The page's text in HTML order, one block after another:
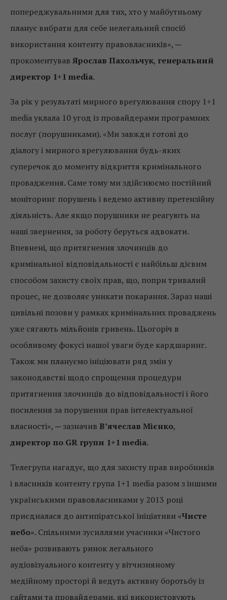
попереджувальними для тих, хто у майбутньому
планує вибрати для себе нелегальний спосіб
використання контенту правовласників», ─
прокоментував Ярослав Пахольчук, генеральний
директор 1+1 media.
За рік у результаті мирного врегулювання спору 1+1
media уклала 10 угод із провайдерами програмних
послуг (порушниками). «Ми завжди готові до
діалогу і мирного врегулювання будь-яких
суперечок до моменту відкриття кримінального
провадження. Саме тому ми здійснюємо постійний
моніторинг порушень і ведемо активну претензійну
діяльність. Але якщо порушники не реагують на
наші звернення, за роботу беруться адвокати.
Впевнені, що притягнення злочинців до
кримінальної відповідальності є найбільш дієвим
способом захисту своїх прав, що, попри тривалий
процес, не дозволяє уникати покарання. Зараз наші
цивільні позови у рамках кримінальних проваджень
уже сягають мільйонів гривень. Цьогоріч в
особливому фокусі нашої уваги буде кардшаринг.
Також ми плануємо ініціювати ряд змін у
законодавстві щодо спрощення процедури
притягнення злочинців до відповідальності і його
посилення за порушення прав інтелектуальної
власності», ─ зазначив В’ячеслав Мієнко,
директор по GR групи 1+1 media.
Телегрупа нагадує, що для захисту прав виробників
і власників контенту група 1+1 media разом з іншими
українськими правовласниками у 2013 році
приєдналася до антипіратської ініціативи «Чисте
небо». Спільними зусиллями учасники «Чистого
неба» розвивають ринок легального
аудіовізуального контенту у вітчизняному
медійному просторі й ведуть активну боротьбу із
сайтами та провайдерами, які використовують